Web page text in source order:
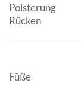
Polsterung
Rücken
Füße